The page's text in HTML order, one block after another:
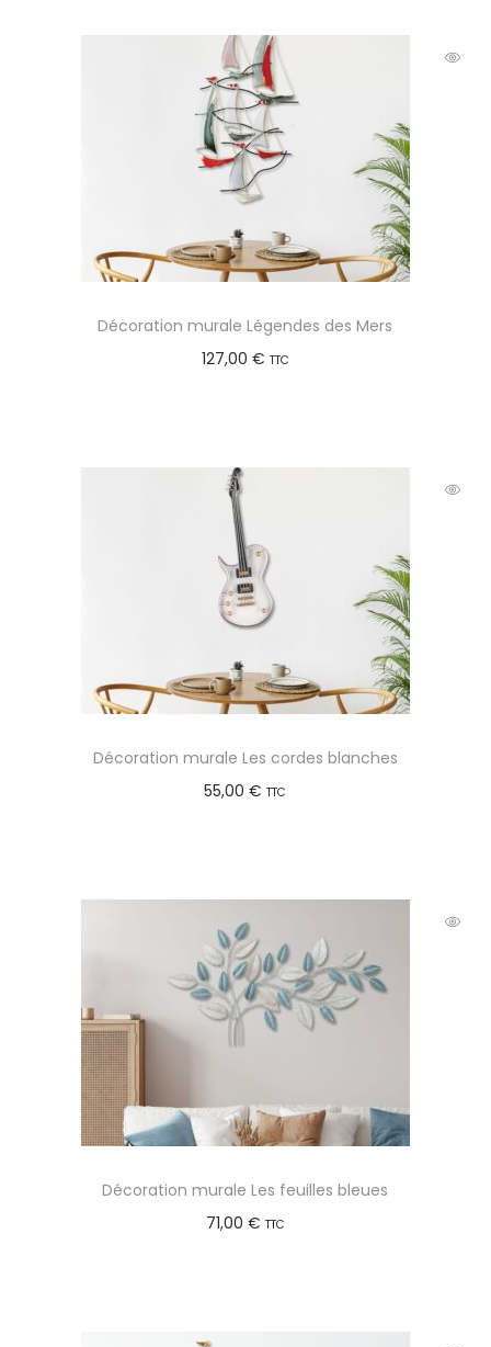
Décoration murale Légendes des Mers
127,00 € TTC
Décoration murale Les cordes blanches
55,00€ TTC
Décoration murale Les feuilles bleues
71,00 € TTC